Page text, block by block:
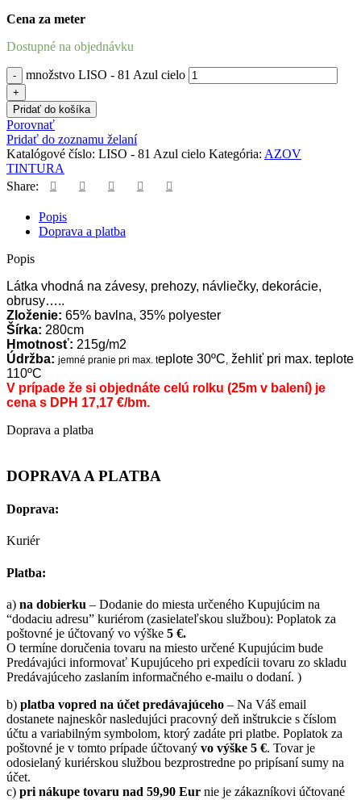
Cena za meter
Dostupné na objednávku
množstvo LISO - 81 Azul cielo
Pridať do košíka
Porovnať
Pridať do zoznamu želaní
Katalógové číslo: LISO - 81 Azul cielo Kategória: AZOV
TINTURA
Share:
Popis
Doprava a platba
Popis
Látka vhodná na závesy, prehozy, návliečky, dekorácie,
obrusy…..
Zloženie: 65% bavlna, 35% polyester
Šírka: 280cm
Hmotnosť: 215g/m2
Údržba: jemné pranie pri max. teplote 30ºC, žehliť pri max. teplote
110ºC
V prípade že si objednáte celú rolku (25m v balení) je
cena s DPH 17,17 €/bm.
Doprava a platba
DOPRAVA A PLATBA
Doprava:
Kuriér
Platba:
a) na dobierku – Dodanie do miesta určeného Kupujúcim na
“dodaciu adresu” kuriérom (zasielateľskou službou): Poplatok za
poštovné je účtovaný vo výške 5 €.
O termíne doručenia tovaru na miesto určené Kupujúcim bude
Predávajúci informovať Kupujúceho pri expedícii tovaru zo skladu
Predávajúceho zaslaním informačného e-mailu o dodaní. )
b) platba vopred na účet predávajúceho – Na Váš email
dostanete najneskôr nasledujúci pracovný deň inštrukcie s číslom
účtu a variabilným symbolom, ktorý zadáte pri platbe. Poplatok za
poštovné je v tomto prípade účtovaný vo výške 5 €. Tovar je
odosielaný kuriérskou službou bezprostredne po pripísaní sumy na
účet.
c) pri nákupe tovaru nad 59,90 Eur nie je zákazníkovi účtované